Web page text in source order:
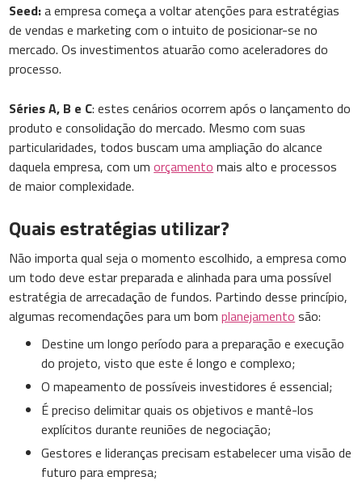
Seed:a empresa começa a voltar atenções para estratégias
de vendas e marketing com o intuito de posicionar-se no
mercado. Os investimentos atuarão como aceleradores do
processo.
Séries A, B e C: estes cenários ocorrem após o lançamento do
produto e consolidação do mercado. Mesmo com suas
particularidades, todos buscam uma ampliação do alcance
daquela empresa, com umorçamento mais alto e processos
de maior complexidade.
Quais estratégias utilizar?
Não importa qual seja o momento escolhido, a empresa como
um todo deve estar preparada e alinhada para uma possível
estratégia de arrecadação de fundos. Partindo desse princípio,
algumas recomendações para um bomplanejamento são:
Destine um longo período para a preparação e execução
do projeto, visto que este é longo e complexo;
O mapeamento de possíveis investidores é essencial;
É preciso delimitar quais os objetivos e mantê-los
explícitos durante reuniões de negociação;
Gestores e lideranças precisam estabelecer uma visão de
futuro para empresa;